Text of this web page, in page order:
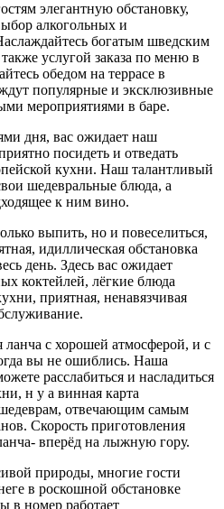
элегантную обстановку,
алкогольных и
богатым шведским
услугой заказа по меню в
обедом на террасе в
популярные и эксклюзивные
мероприятиями в баре.
дня, вас ожидает наш
посидеть и отведать
кухни. Наш талантливый
шедевральные блюда, а
к ним вино.
выпить, но и повеселиться,
идиллическая обстановка
день. Здесь вас ожидает
коктейлей, лёгкие блюда
приятная, ненавязчивая
с хорошей атмосферой, и с
вы не ошиблись. Наша
расслабиться и насладиться
н у а винная карта
отвечающим самым
Скорость приготовления
вперёд на лыжную гору.
природы, многие гости
в роскошной обстановке
в номер работает